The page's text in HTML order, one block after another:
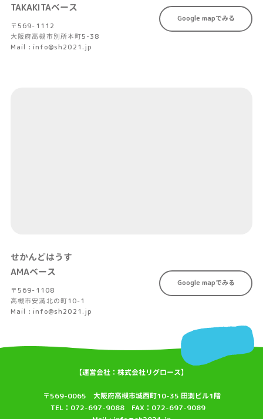
TAKAKITAベース
〒569-1112
大阪府高槻市別所本町5-38
Mail : info@sh2021.jp
Google mapでみる
せかんどはうす
AMAベース
〒569-1108
高槻市安満北の町10-1
Mail : info@sh2021.jp
Google mapでみる
【運営会社：株式会社リグロース】
〒569-0065 大阪府高槻市城西町10-35 田渕ビル1階
TEL：072-697-9088 FAX：072-697-9089